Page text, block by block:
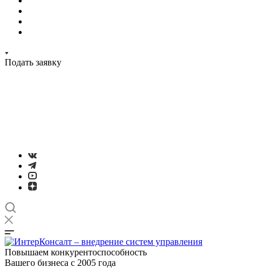
Подать заявку
Повышаем конкурентоспособность
Вашего бизнеса с 2005 года